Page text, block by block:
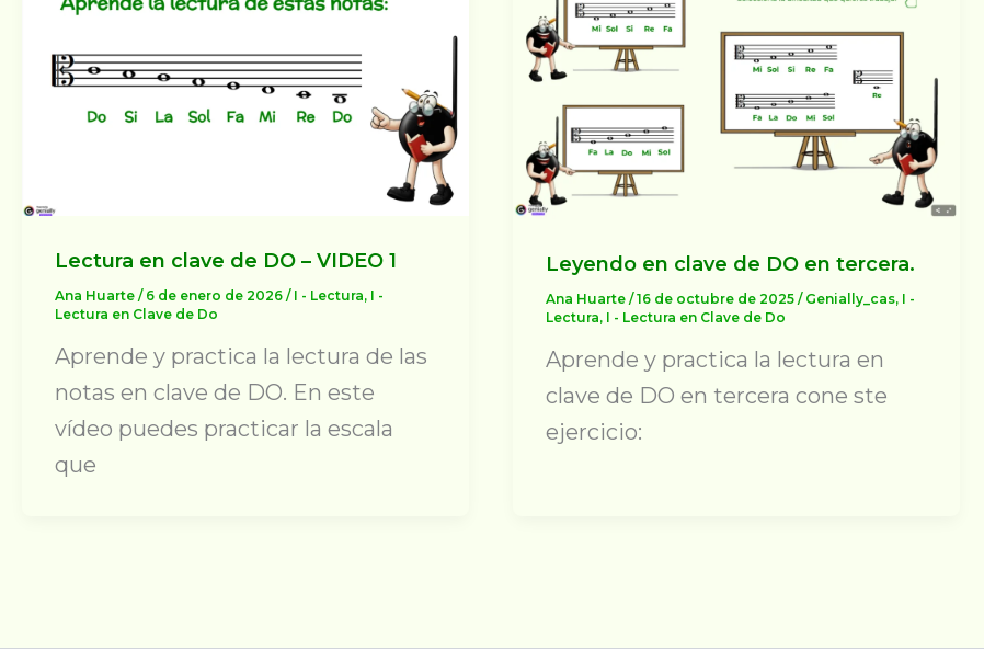
Lectura en clave de DO – VIDEO 1
Ana Huarte / 6 de enero de 2026 / I - Lectura, I -
Lectura en Clave de Do
Aprende y practica la lectura de las
notas en clave de DO. En este
vídeo puedes practicar la escala
que
Leyendo en clave de DO en tercera.
Ana Huarte /16 de octubre de 2025 / Genially_cas, I -
Lectura, I - Lectura en Clave de Do
Aprende y practica la lectura en
clave de DO en tercera cone ste
ejercicio: